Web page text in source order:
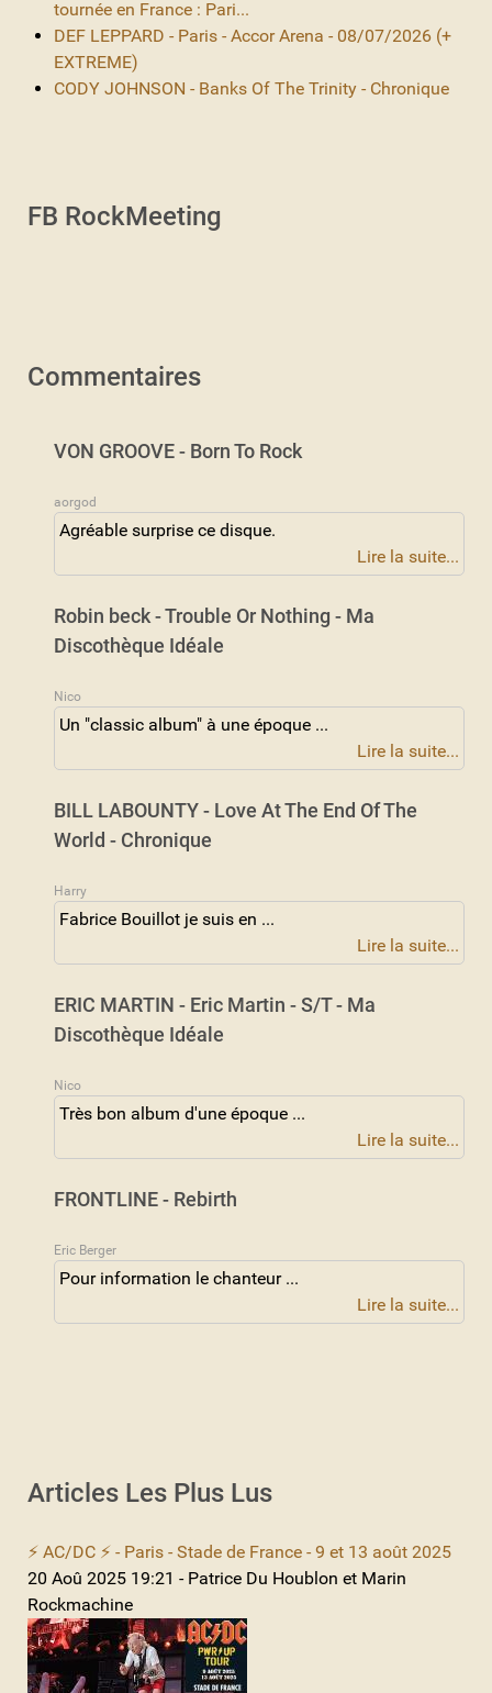
tournée en France : Pari...
DEF LEPPARD - Paris - Accor Arena - 08/07/2026 (+
EXTREME)
CODY JOHNSON - Banks Of The Trinity - Chronique
FB RockMeeting
Commentaires
VON GROOVE - Born To Rock
aorgod
Agréable surprise ce disque.
Lire la suite...
Robin beck - Trouble Or Nothing - Ma
Discothèque Idéale
Nico
Un "classic album" à une époque ...
Lire la suite...
BILL LABOUNTY - Love At The End Of The
World - Chronique
Harry
Fabrice Bouillot je suis en ...
Lire la suite...
ERIC MARTIN - Eric Martin - S/T - Ma
Discothèque Idéale
Nico
Très bon album d'une époque ...
Lire la suite...
FRONTLINE - Rebirth
Eric Berger
Pour information le chanteur ...
Lire la suite...
Articles Les Plus Lus
⚡ AC/DC ⚡ - Paris - Stade de France - 9 et 13 août 2025
20 Aoû 2025 19:21 - Patrice Du Houblon et Marin
Rockmachine